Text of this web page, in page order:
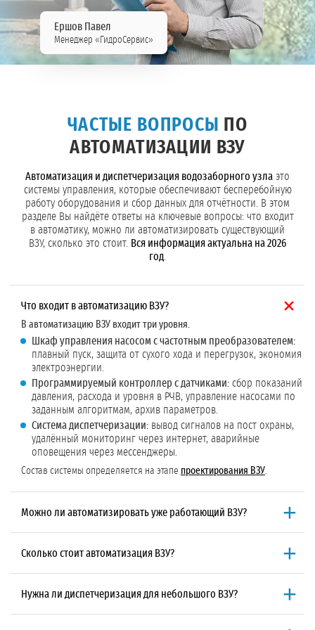
Ершов Павел
Менеджер «ГидроСервис»
ЧАСТЫЕ ВОПРОСЫ
ПО
АВТОМАТИЗАЦИИ ВЗУ
Автоматизация и диспетчеризация водозаборного узла это
системы управления, которые обеспечивают бесперебойную
работу оборудования и сбор данных для отчётности. В этом
разделе Вы найдёте ответы на ключевые вопросы: что входит
в автоматику, можно ли автоматизировать существующий
ВЗУ, сколько это стоит. Вся информация актуальна на 2026
год
Что входит в автоматизацию ВЗУ?
В автоматизацию ВЗУ входит три уровня.
Шкаф управления насосом с частотным преобразователем:
плавный пуск, защита от сухого хода и перегрузок, экономия
электроэнергии.
Программируемый контроллер с датчиками: сбор показаний
давления, расхода и уровня в РЧВ, управление насосами по
заданным алгоритмам, архив параметров.
Система диспетчеризации: вывод сигналов на пост охраны,
удалённый мониторинг через интернет, аварийные
оповещения через мессенджеры.
Состав системы определяется на этапе проектирования ВЗУ.
Можно ли автоматизировать уже работающий ВЗУ?
Да, мы автоматизируем действующие водозаборные узлы.
оборудования и предлагают решение по модернизации. В
зависят от текущего состояния ВЗУ и желаемого уровня
Сколько стоит автоматизация ВЗУ?
Стоимость зависит от масштаба системы.Базовый комплект со
система с контроллером, датчиками и диспетчеризацией от 300 000
Нужна ли диспетчеризация для небольшого ВЗУ?
Для скважины с одним насосом диспетчеризация не обязательна.